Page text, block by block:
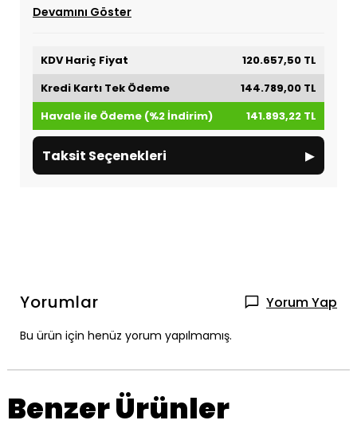
Devamını Göster
KDV Hariç Fiyat
120.657,50 TL
Kredi Kartı Tek Ödeme
144.789,00 TL
Havale ile Ödeme (%2 İndirim)
141.893,22 TL
Taksit Seçenekleri ▸
Yorumlar Yorum Yap
Bu ürün için henüz yorum yapılmamış.
Benzer Ürünler